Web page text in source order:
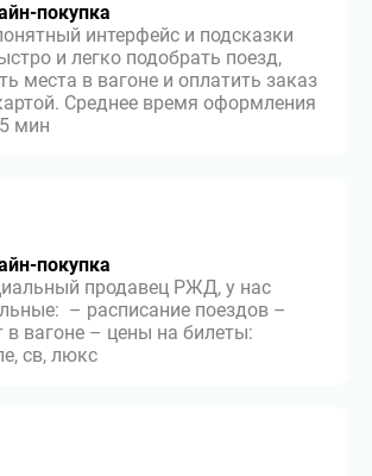
покупка
интерфейс и подсказки
и легко подобрать поезд,
места в вагоне и оплатить заказ
Среднее время оформления
мин
покупка
продавец РЖД, у нас
– расписание поездов –
в вагоне – цены на билеты:
св, люкс